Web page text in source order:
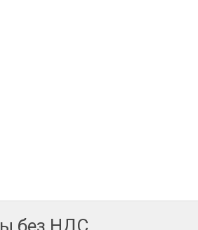
без НДС